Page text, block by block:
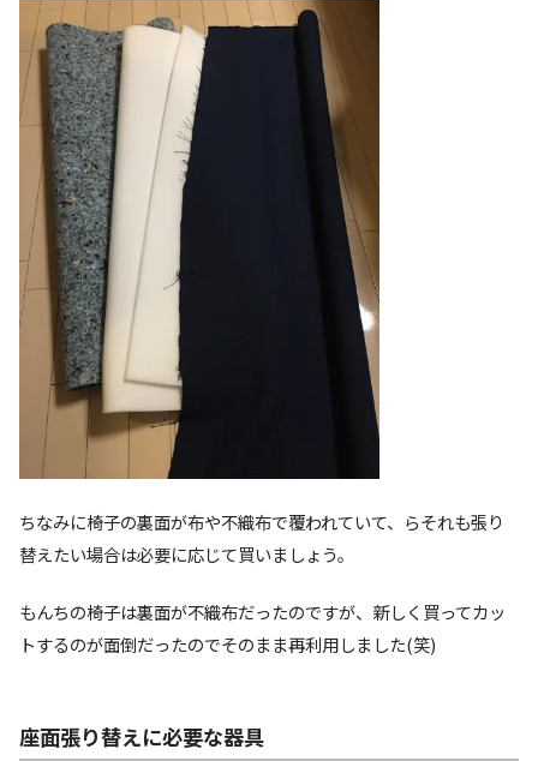
ちなみに椅子の裏面が布や不織布で覆われていて、らそれも張り
替えたい場合は必要に応じて買いましょう。
もんちの椅子は裏面が不織布だったのですが、新しく買ってカッ
トするのが面倒だったのでそのまま再利用しました(笑)
座面張り替えに必要な器具